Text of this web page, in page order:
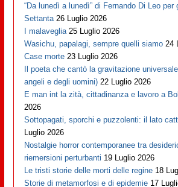
“Da lunedì a lunedì” di Fernando Di Leo per
Settanta 26 Luglio 2026
I malaveglia 25 Luglio 2026
Wasichu, papalagi, sempre quelli siamo 24
Case morte 23 Luglio 2026
Il poeta che cantò la gravitazione
angeli e degli uomini) 22 Luglio 2026
E man int la zità, cittadinanza e lavoro a
2026
Sottopagati, sporchi e puzzolenti: il lato
Luglio 2026
Nostalgie horror contemporanee tra
riemersioni perturbanti 19 Luglio 2026
Le tristi storie delle morti delle regine 18
Storie di metamorfosi e di epidemie 17